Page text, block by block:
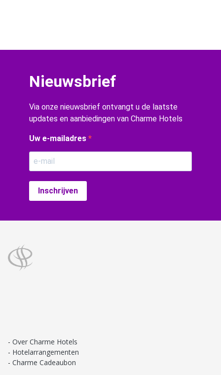
Nieuwsbrief
Via onze nieuwsbrief ontvangt u de laatste
updates en aanbiedingen van Charme Hotels
Uw e-mailadres
Inschrijven
Over Charme Hotels
Hotelarrangementen
Charme Cadeaubon